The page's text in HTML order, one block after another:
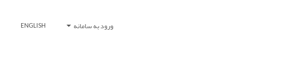
ورود به سامانه ENGLISH